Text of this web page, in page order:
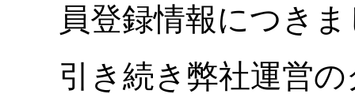
員登録情報につき
引き続き弊社運営